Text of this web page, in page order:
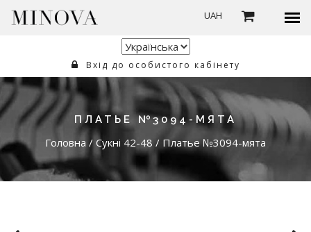
UAH
Вхід до особистого кабінету
ПЛАТЬЕ №3094-МЯТА
Головна / Сукні 42-48/ Платье №3094-мята